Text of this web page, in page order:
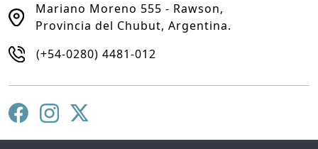
Mariano Moreno 555 - Rawson,
Provincia del Chubut, Argentina.
(+54-0280) 4481-012